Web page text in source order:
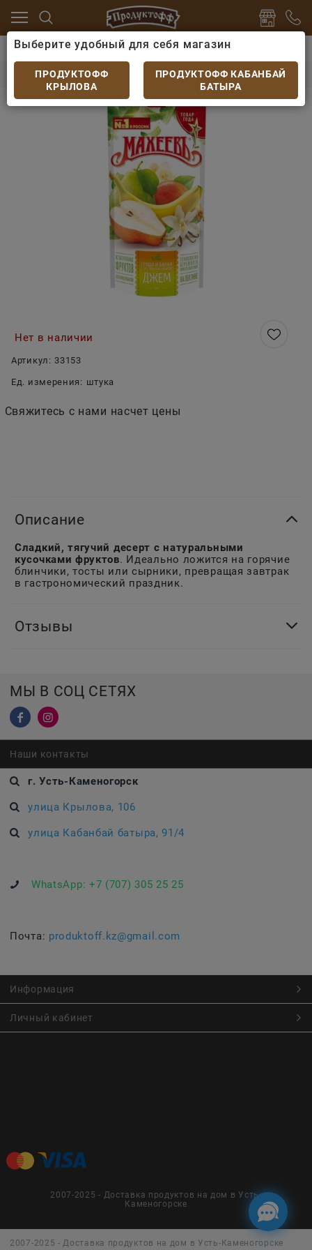
Джемы, варенье
Джем Груша и Банан
Джем Груша и Банан Махеев д/п 300гр
Нет в наличии
Артикул: 33153
Ед. измерения: штука
Свяжитесь с нами насчет цены
Описание
Сладкий, тягучий десерт с натуральными
кусочками фруктов. Идеально ложится на горячие
блинчики, тосты или сырники, превращая завтрак
в гастрономический праздник.
Отзывы
МЫ В СОЦ СЕТЯХ
Наши контакты
г. Усть-Каменогорск
улица Крылова, 106
улица Кабанбай батыра, 91/4
WhatsApp: +7 (707) 305 25 25
Почта: produktoff.kz@gmail.com
Информация
Личный кабинет
2007-2025 - Доставка продуктов на дом в Усть-
Каменогорске
2007-2025 - Доставка продуктов на дом в Усть-Каменогорске
Выберите удобный для себя магазин
ПРОДУКТОФФ
КРЫЛОВА
ПРОДУКТОФФ КАБАНБАЙ
БАТЫРА